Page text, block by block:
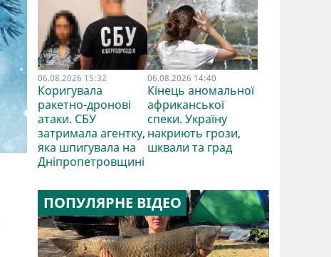
06.08.2026 15:32
Коригувала
ракетно-дронові
атаки. СБУ
затримала агентку,
яка шпигувала на
Дніпропетровщині
06.08.2026 14:40
Кінець аномальної
африканської
спеки. Україну
накриють грози,
шквали та град
ПОПУЛЯРНЕ ВІДЕО